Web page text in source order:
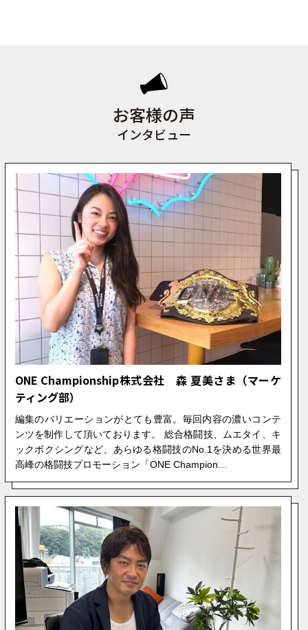
お客様の声
インタビュー
ONE Championship株式会社 森 夏美さま（マーケ
ティング部）
編集のバリエーションがとても豊富。毎回内容の濃いコンテ
ンツを制作して頂いております。 総合格闘技、ムエタイ、キ
ックボクシングなど、あらゆる格闘技のNo.1を決める世界最
高峰の格闘技プロモーション「ONE Champion…